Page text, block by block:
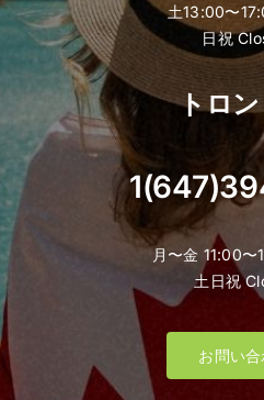
土13:00〜
日祝
トロ
月〜金 11:00〜
土日祝
お問い